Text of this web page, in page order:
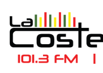
contenido